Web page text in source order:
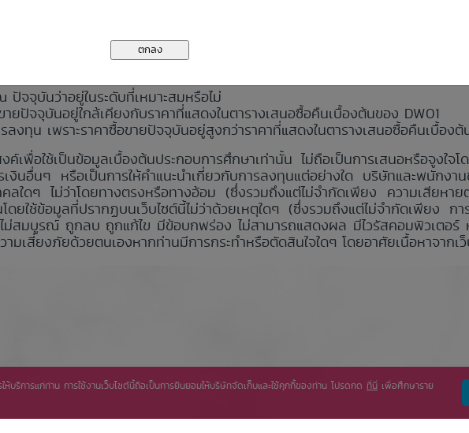
จจุบันว่าอยู่ในระดับที่เหมาะสมหรือไม่
ยปัจจุบันอยู่ใกล้เคียงกับราคาที่แสดงในตารางเสนอซื้อคืนเบื้องต้นของ DW01
ลงทุน เพราะราคาซื้อขายปัจจุบันอยู่สูงกว่าราคาที่แสดงในตารางเสนอซื้อคืนเบื้องต้
พื่อใช้เป็นข้อมูลเบื้องต้นประกอบการศึกษาเท่านั้น ไม่ถือเป็นการเสนอหรือจูงใจโ
งินอื่นๆ หรือเป็นการให้คำแนะนำเกี่ยวกับการลงทุนแต่อย่างใด บริษัทและพนักงา
ใดๆ ไม่ว่าโดยทางตรงหรือทางอ้อม (ซึ่งรวมถึงแต่ไม่จำกัดเพียง ความเสียหาย
ดยใช้ข้อมูลที่ปรากฏบนเว็บไซต์นี้ไม่ว่าด้วยเหตุใดๆ (ซึ่งรวมถึงแต่ไม่จำกัดเพียง ก
ม่สมบูรณ์ ถูกลบ ถูกแก้ไข มีข้อบกพร่อง ไม่สามารถแสดงผล มีไวรัสคอมพิวเตอร์
เสี่ยงภัยด้วยตนเองหากท่านมีการกระทำหรือตัดสินใจใดๆ โดยอาศัยเนื้อหาจากเ
บริการแก่ท่าน การใช้งานเว็บไซต์นี้ถือเป็นการยินยอมให้บริษัทจัดเก็บและใช้คุกกี้ของท่าน โปรดกด ที่นี่ เพื่อศึกษาราย